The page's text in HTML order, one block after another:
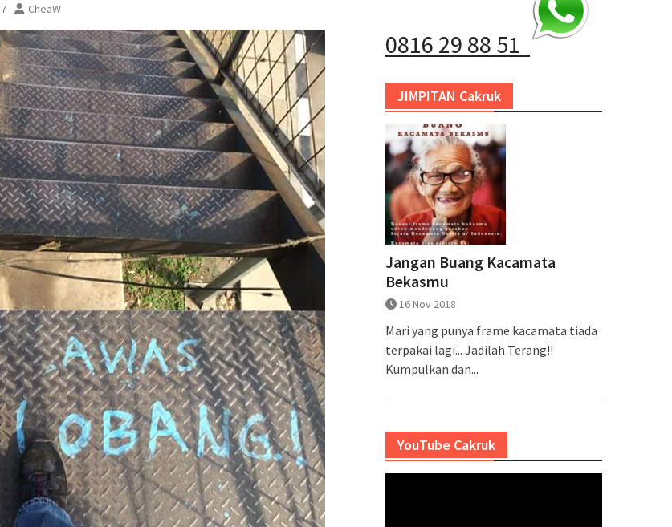
CheaW
0816 29 88 51
JIMPITAN Cakruk
Jangan Buang Kacamata
Bekasmu
16 Nov 2018
Mari yang punya frame kacamata tiada
terpakai lagi... Jadilah Terang!!
Kumpulkan dan...
YouTube Cakruk